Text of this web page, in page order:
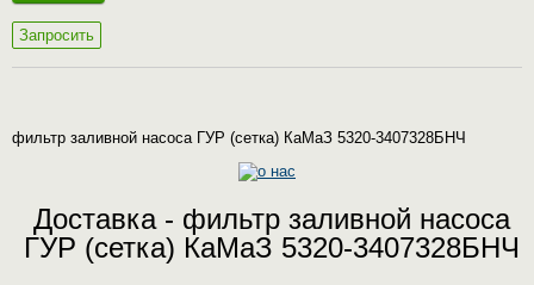
Запросить
фильтр заливной насоса ГУР (сетка) КаМаЗ 5320-3407328БНЧ
Доставка - фильтр заливной насоса
ГУР (сетка) КаМаЗ 5320-3407328БНЧ